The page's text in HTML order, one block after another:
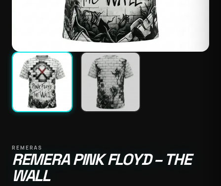
REMERAS
REMERA PINK FLOYD – THE
WALL